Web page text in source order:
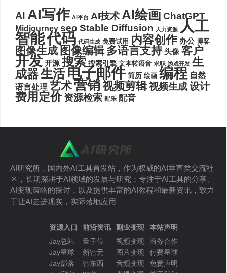
AI AI写作 AI平台 AI技术AI绘画ChatGPT
Midjourney seo Stable Diffusion 人力资源 人工
智能代码 代码生成 免费试用 内容创作 办公 博客
图像生成 图像编辑 多语言支持 头像 客户
开发 开源 搜索 搜索引擎 文本转语音 求职 游戏开发 生
成器生活电子邮件 简历 绘画 编程 自然
语言处理 艺术营销视频剪辑视频生成设计
费用定价 资源检索 配乐 配音
AI研究所，国内外AI工具首发站，作为权威的AI垂直类交流社
区，长期深耕于AI领域的发展与研究；专注于AI工具的分享、
AI变现策略的探讨，以及提供丰富的AI教程和最新资讯，致力
于让AI走进现实，实际落地应用
资源入口
Jay总站
Jay星球
Jay部落
前沿资讯
量子位
新智元
智东西
副业变现
视频变现
图片变现
音频变现
本站声明
商务合作
付费星球
免责声明